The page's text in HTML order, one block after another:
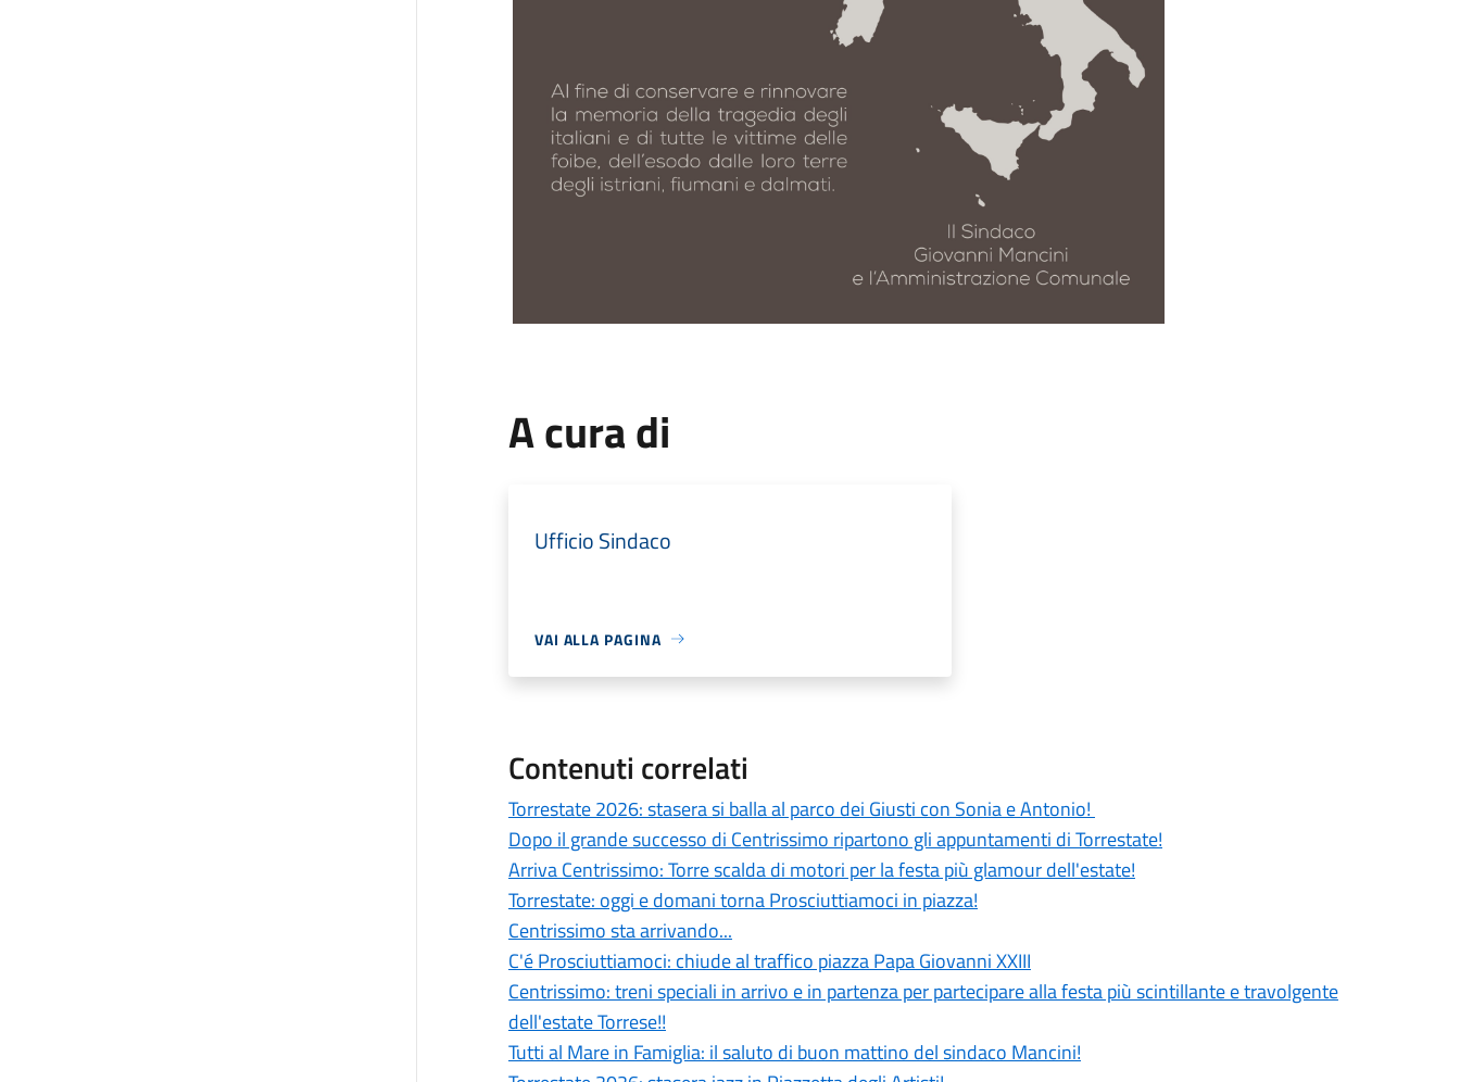
A cura di
Ufficio Sindaco
VAI ALLA PAGINA
Contenuti correlati
Torrestate 2026: stasera si balla al parco dei Giusti con Sonia e Antonio!
Dopo il grande successo di Centrissimo ripartono gli appuntamenti di Torrestate!
Arriva Centrissimo: Torre scalda di motori per la festa più glamour dell'estate!
Torrestate: oggi e domani torna Prosciuttiamoci in piazza!
Centrissimo sta arrivando...
C'é Prosciuttiamoci: chiude al traffico piazza Papa Giovanni XXIII
Centrissimo: treni speciali in arrivo e in partenza per partecipare alla festa più scintillante e travolgente
dell'estate Torrese!!
Tutti al Mare in Famiglia: il saluto di buon mattino del sindaco Mancini!